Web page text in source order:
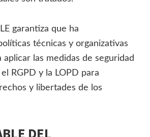
garantiza que ha
técnicas y organizativas
aplicar las medidas de seguridad
RGPD y la LOPD para
y libertades de los
DEL